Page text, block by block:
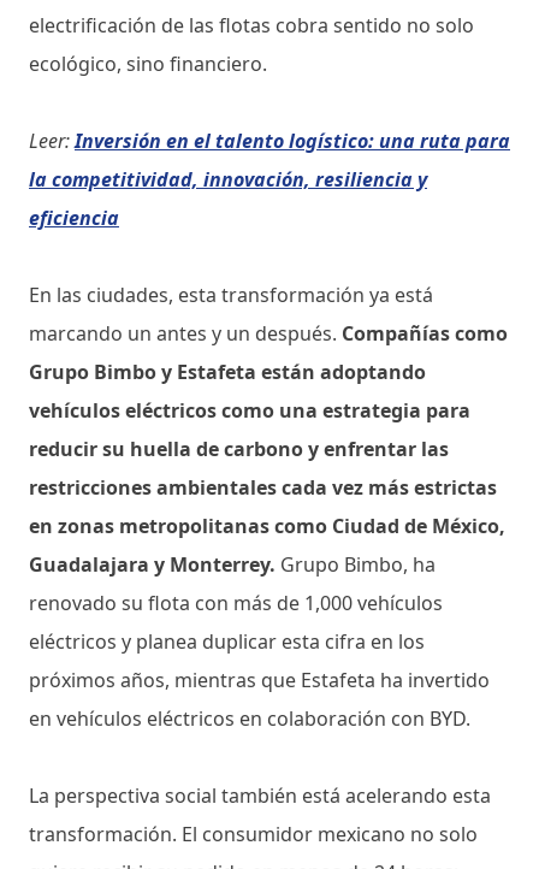
electrificación de las flotas cobra sentido no solo
ecológico, sino financiero.
Leer:Inversión en el talento logístico: una ruta para
la competitividad, innovación, resiliencia y
eficiencia
En las ciudades, esta transformación ya está
marcando un antes y un después. Compañías como
Grupo Bimbo y Estafeta están adoptando
vehículos eléctricos como una estrategia para
reducir su huella de carbono y enfrentar las
restricciones ambientales cada vez más estrictas
en zonas metropolitanas como Ciudad de México,
Guadalajara y Monterrey. Grupo Bimbo, ha
renovado su flota con más de 1,000 vehículos
eléctricos y planea duplicar esta cifra en los
próximos años, mientras que Estafeta ha invertido
en vehículos eléctricos en colaboración con BYD.
La perspectiva social también está acelerando esta
transformación. El consumidor mexicano no solo